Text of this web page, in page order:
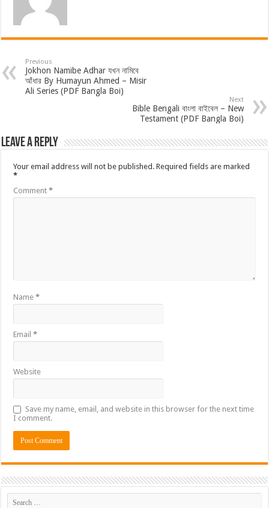
Previous
Jokhon Namibe Adhar যখন নামিবে
আঁধার By Humayun Ahmed – Misir
Ali Series (PDF Bangla Boi)
Next
Bible Bengali বাংলা বাইবেল – New
Testament (PDF Bangla Boi)
Leave a Reply
Your email address will not be published. Required fields are marked
*
Comment*
Name*
Email*
Website
Save my name, email, and website in this browser for the next time
I comment.